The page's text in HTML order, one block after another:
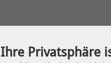
Ihre Privatsphäre